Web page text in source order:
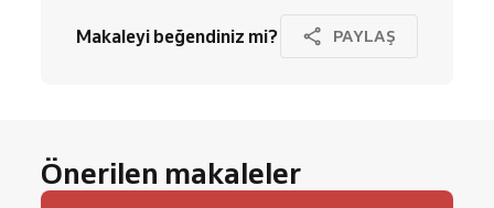
Makaleyi beğendiniz mi? PAYLAŞ
Önerilen makaleler